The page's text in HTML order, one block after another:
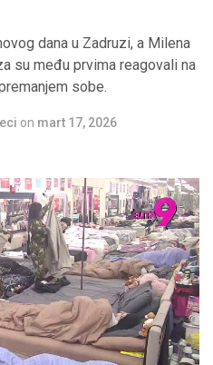
dana u Zadruzi, a Milena
su među prvima reagovali na
sobe.
on mart 17, 2026